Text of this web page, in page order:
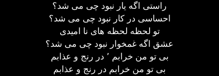
راستی اگه یار نبود چی می شد؟
احساسی در کار نبود چی می شد؟
تو لحظه لحظه های نا امیدی
عشق اگه غمخوار نبود چی می شد؟
بی تو من خرابم ٬ در رنج و عذابم
بی تو من خرابم در رنج و عذابم